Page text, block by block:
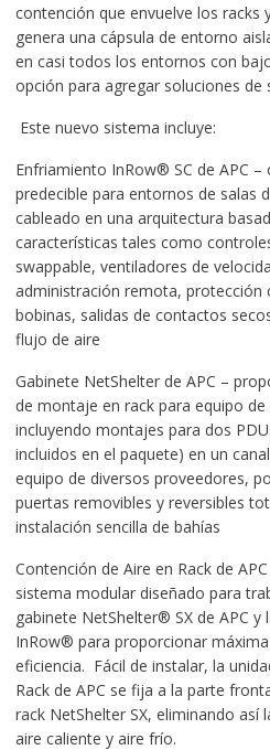
contención que envuelve los racks
genera una cápsula de entorno
en casi todos los entornos con
opción para agregar soluciones de
Este nuevo sistema incluye:
Enfriamiento InRow® SC de APC
predecible para entornos de salas
cableado en una arquitectura
características tales como
swappable, ventiladores de
administración remota, protección
bobinas, salidas de contactos
flujo de aire
Gabinete NetShelter de APC –
de montaje en rack para equipo
incluyendo montajes para dos
incluidos en el paquete) en un
equipo de diversos proveedores,
puertas removibles y reversibles
instalación sencilla de bahías
Contención de Aire en Rack de
sistema modular diseñado para
gabinete NetShelter® SX de APC
InRow® para proporcionar
eficiencia. Fácil de instalar, la
Rack de APC se fija a la parte
rack NetShelter SX, eliminando así
aire caliente y aire frío.